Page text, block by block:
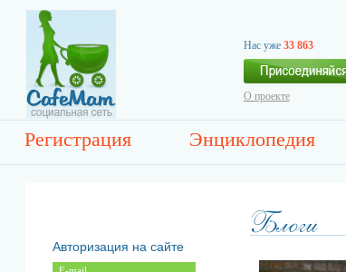
Нас уже 33 863
О проекте
Регистрация Энциклопедия
Авторизация на сайте